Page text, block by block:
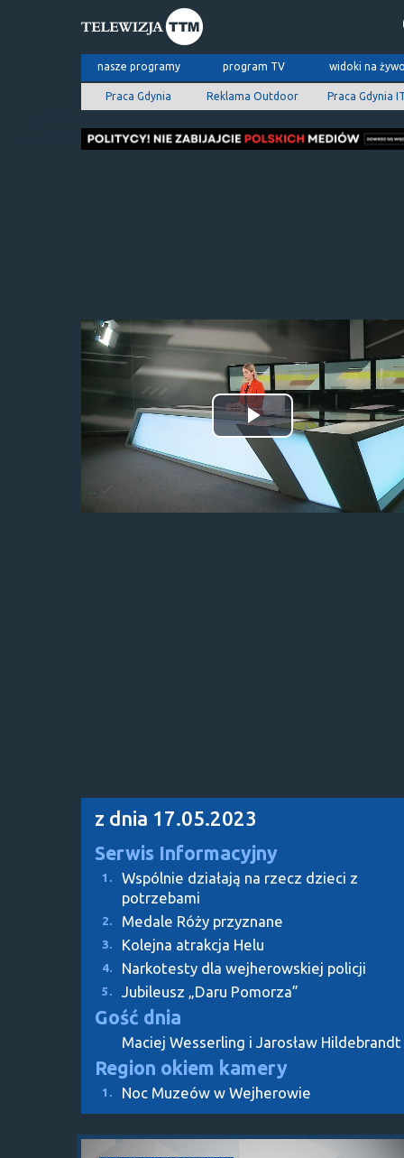
nasze programy program TV widoki na
Praca Gdynia Reklama Outdoor Praca Gdynia
Odtwórz
wideo
z dnia 17.05.2023
Serwis Informacyjny
1.
Wspólnie działają na rzecz dzieci z
potrzebami
2. Medale Róży przyznane
3. Kolejna atrakcja Helu
4. Narkotesty dla wejherowskiej policji
5. Jubileusz „Daru Pomorza”
Gość dnia
Maciej Wesserling i Jarosław Hildebrandt
Region okiem kamery
1. Noc Muzeów w Wejherowie